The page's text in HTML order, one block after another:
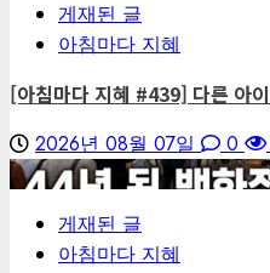
게재된 글
아침마다 지혜
[아침마다 지혜 #439] 다른 아
2026년 08월 07일 0
4
게재된 글
아침마다 지혜